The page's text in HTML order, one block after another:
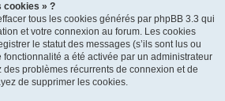
cookies » ?
tous les cookies générés par phpBB 3.3 qui
et votre connexion au forum. Les cookies
le statut des messages (s’ils sont lus ou
a été activée par un administrateur
des problèmes récurrents de connexion et de
de supprimer les cookies.